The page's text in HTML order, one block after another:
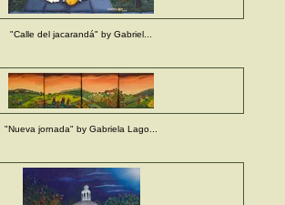
"Calle del jacarandá" by Gabriel...
"Nueva jornada" by Gabriela Lago...